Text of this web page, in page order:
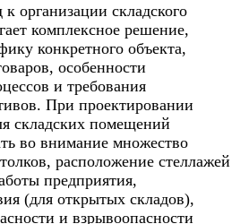
организации складского
комплексное решение,
конкретного объекта,
особенности
и требования
При проектировании
складских помещений
во внимание множество
расположение стеллажей
предприятия,
(для открытых складов),
и взрывоопасности